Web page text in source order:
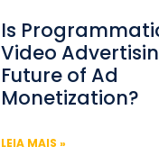
Is
Video
Future of Ad
Monetization?
LEIA MAIS »